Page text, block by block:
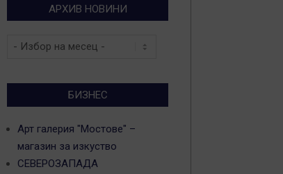
АРХИВ НОВИНИ
Архив
БИЗНЕС
Арт галерия "Мостове" –
магазин за изкуство
СЕВЕРОЗАПАДА